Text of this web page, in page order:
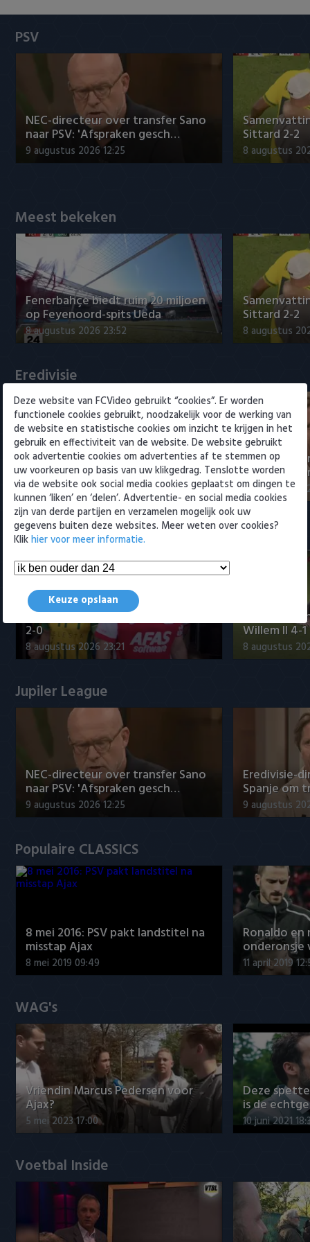
Heracles Almelo
NAC Breda
PEC Zwolle
PSV
Roda JC
Sparta
VVV Venlo
Willem II
Conference League
PSV
NEC-directeur over transfer Sano
naar PSV: 'Afspraken gesch…
9 augustus 2026 12:25
Sittard 2-2
8 augustus
Meest bekeken
Fenerbahçe biedt ruim 20 miljoen
op Feyenoord-spits Ueda
8 augustus 2026 23:52
Sittard 2-2
8 augustus
Eredivisie
NEC-directeur over transfer Sano
naar PSV: 'Afspraken gesch…
9 augustus 2026 12:25
Eredivisie-
Spanje om
9 augustus
Samenvattingen Eredivisie
Samenvatting AZ - ADO Den Haag
2-0
8 augustus 2026 23:21
Willem II 4-1
8 augustus
Jupiler League
NEC-directeur over transfer Sano
naar PSV: 'Afspraken gesch…
9 augustus 2026 12:25
Eredivisie-
Spanje om
9 augustus
Populaire CLASSICS
8 mei 2016: PSV pakt landstitel na
misstap Ajax
8 mei 2019 09:49
Ronaldo
onderonsje
11 april 2019
WAG's
Vriendin Marcus Pedersen voor
Ajax?
5 mei 2023 17:00
Deze
is de
10 juni 2021
Voetbal Inside
Deze website van FCVideo gebruikt “cookies”. Er worden
functionele cookies gebruikt, noodzakelijk voor de werking van
de website en statistische cookies om inzicht te krijgen in het
gebruik en effectiviteit van de website. De website gebruikt
ook advertentie cookies om advertenties af te stemmen op
uw voorkeuren op basis van uw klikgedrag. Tenslotte worden
via de website ook social media cookies geplaatst om dingen te
kunnen ‘liken’ en ‘delen’. Advertentie- en social media cookies
zijn van derde partijen en verzamelen mogelijk ook uw
gegevens buiten deze websites. Meer weten over cookies?
Klikhier voor meer informatie.
Keuze opslaan